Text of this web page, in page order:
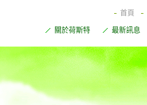
首頁
關於荷斯特 最新訊息